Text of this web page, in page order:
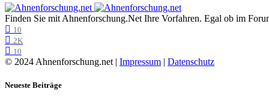
Finden Sie mit Ahnenforschung.Net Ihre Vorfahren. Egal ob im
10
2K
10
© 2024 Ahnenforschung.net | Impressum | Datenschutz
Neueste Beiträge